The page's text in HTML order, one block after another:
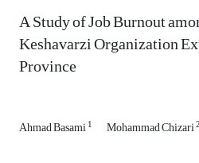
A Study of Job Burnout
Keshavarzi Organization
Province
Ahmad Basami1 Mohammad Chizari2